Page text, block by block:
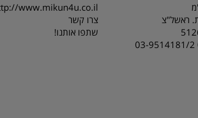
www.mikun4u.co.il
צרו קשר
שתפו אותנו!